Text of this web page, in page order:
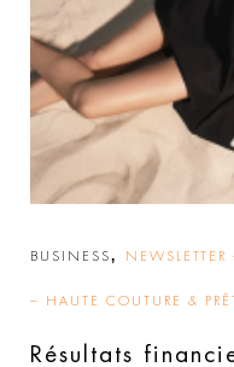
BUSINESS,
– HAUTE COUTURE &
Résultats